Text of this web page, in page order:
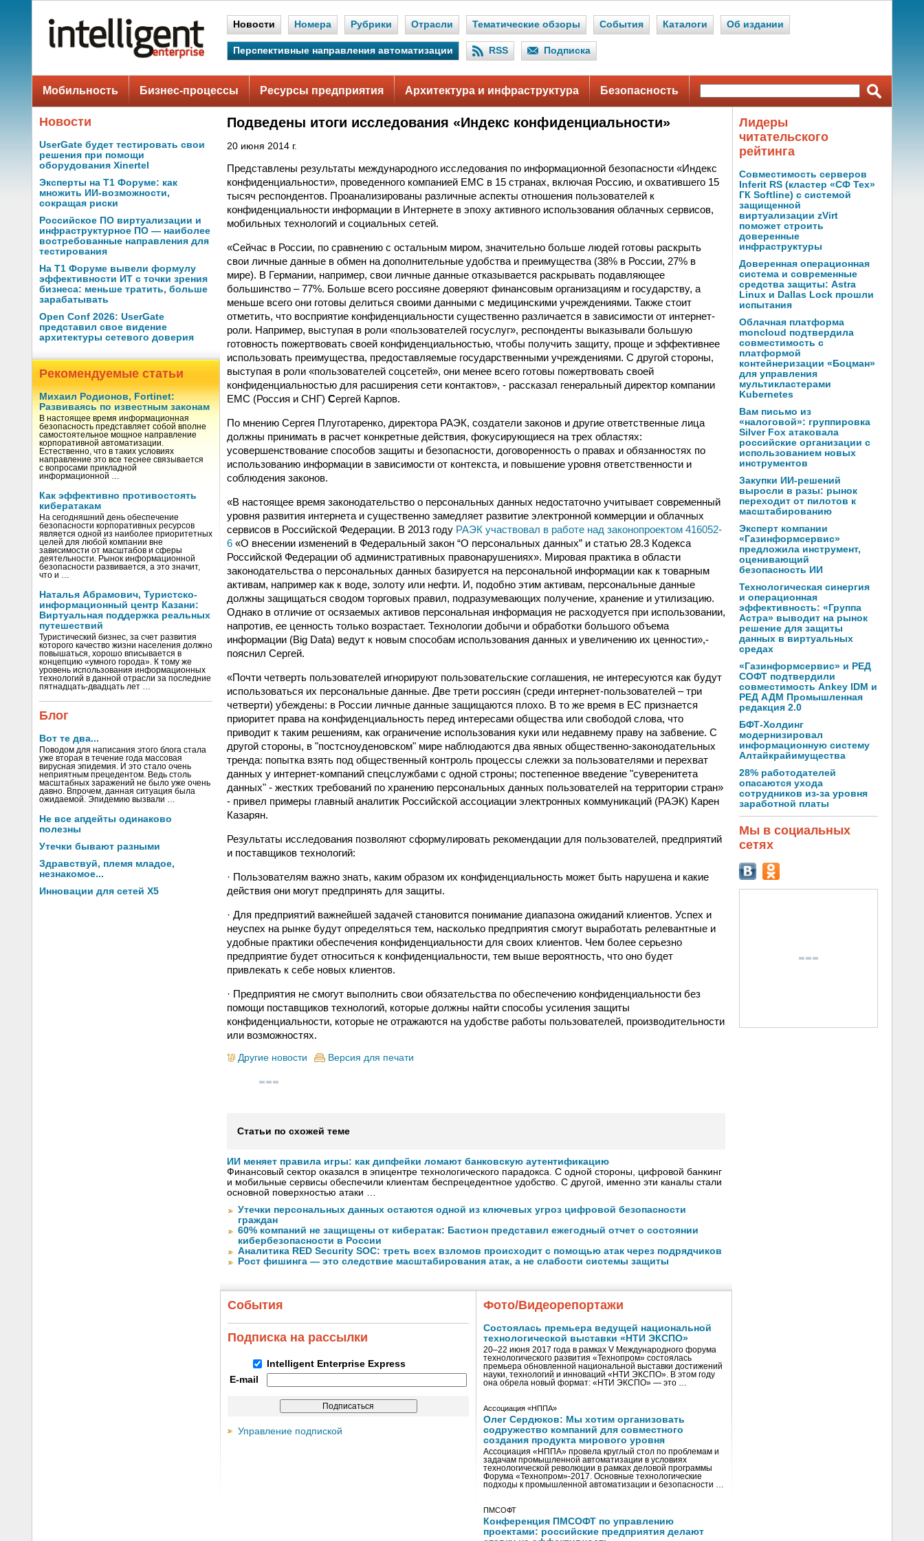
Новости Номера Рубрики Отрасли Тематические обзоры События Каталоги Об издании
Перспективные направления автоматизации RSS Подписка
Мобильность Бизнес-процессы Ресурсы предприятия Архитектура и инфраструктура Безопасность
Новости
UserGate будет тестировать свои
решения при помощи
оборудования Xinertel
Эксперты на Т1 Форуме: как
множить ИИ-возможности,
сокращая риски
Российское ПО виртуализации и
инфраструктурное ПО — наиболее
востребованные направления для
тестирования
На Т1 Форуме вывели формулу
эффективности ИТ с точки зрения
бизнеса: меньше тратить, больше
зарабатывать
Open Conf 2026: UserGate
представил свое видение
архитектуры сетевого доверия
Рекомендуемые статьи
Михаил Родионов, Fortinet:
Развиваясь по известным законам
В настоящее время информационная
безопасность представляет собой вполне
самостоятельное мощное направление
корпоративной автоматизации.
Естественно, что в таких условиях
направление это все теснее связывается
с вопросами прикладной
информационной …
Как эффективно противостоять
кибератакам
На сегодняшний день обеспечение
безопасности корпоративных ресурсов
является одной из наиболее приоритетных
целей для любой компании вне
зависимости от масштабов и сферы
деятельности. Рынок информационной
безопасности развивается, а это значит,
что и …
Наталья Абрамович, Туристско-
информационный центр Казани:
Виртуальная поддержка реальных
путешествий
Туристический бизнес, за счет развития
которого качество жизни населения должно
повышаться, хорошо вписывается в
концепцию «умного города». К тому же
уровень использования информационных
технологий в данной отрасли за последние
пятнадцать-двадцать лет …
Блог
Вот те два...
Поводом для написания этого блога стала
уже вторая в течение года массовая
вирусная эпидемия. И это стало очень
неприятным прецедентом. Ведь столь
масштабных заражений не было уже очень
давно. Впрочем, данная ситуация была
ожидаемой. Эпидемию вызвали …
Не все апдейты одинаково
полезны
Утечки бывают разными
Здравствуй, племя младое,
незнакомое...
Инновации для сетей X5
Подведены итоги исследования «Индекс конфиденциальности»
20 июня 2014 г.
Представлены результаты международного исследования по информационной безопасности «Индекс
конфиденциальности», проведенного компанией EMC в 15 странах, включая Россию, и охватившего 15
тысяч респондентов. Проанализированы различные аспекты отношения пользователей к
конфиденциальности информации в Интернете в эпоху активного использования облачных сервисов,
мобильных технологий и социальных сетей.
«Сейчас в России, по сравнению с остальным миром, значительно больше людей готовы раскрыть
свои личные данные в обмен на дополнительные удобства и преимущества (38% в России, 27% в
мире). В Германии, например, свои личные данные отказывается раскрывать подавляющее
большинство – 77%. Больше всего россияне доверяют финансовым организациям и государству, а
меньше всего они готовы делиться своими данными с медицинскими учреждениями. Также стоит
отметить, что восприятие конфиденциальности существенно различается в зависимости от интернет-
роли. Например, выступая в роли «пользователей госуслуг», респонденты выказывали большую
готовность пожертвовать своей конфиденциальностью, чтобы получить защиту, проще и эффективнее
использовать преимущества, предоставляемые государственными учреждениями. С другой стороны,
выступая в роли «пользователей соцсетей», они менее всего готовы пожертвовать своей
конфиденциальностью для расширения сети контактов», - рассказал генеральный директор компании
ЕМС (Россия и СНГ) Сергей Карпов.
По мнению Сергея Плуготаренко, директора РАЭК, создатели законов и другие ответственные лица
должны принимать в расчет конкретные действия, фокусирующиеся на трех областях:
усовершенствование способов защиты и безопасности, договоренность о правах и обязанностях по
использованию информации в зависимости от контекста, и повышение уровня ответственности и
соблюдения законов.
«В настоящее время законодательство о персональных данных недостаточно учитывает современный
уровня развития интернета и существенно замедляет развитие электронной коммерции и облачных
сервисов в Российской Федерации. В 2013 году РАЭК участвовал в работе над законопроектом 416052-
6 «О внесении изменений в Федеральный закон “О персональных данных” и статью 28.3 Кодекса
Российской Федерации об административных правонарушениях». Мировая практика в области
законодательства о персональных данных базируется на персональной информации как к товарным
активам, например как к воде, золоту или нефти. И, подобно этим активам, персональные данные
должны защищаться сводом торговых правил, подразумевающих получение, хранение и утилизацию.
Однако в отличие от осязаемых активов персональная информация не расходуется при использовании,
напротив, ее ценность только возрастает. Технологии добычи и обработки большого объема
информации (Big Data) ведут к новым способам использования данных и увеличению их ценности»,-
пояснил Сергей.
«Почти четверть пользователей игнорируют пользовательские соглашения, не интересуются как будут
использоваться их персональные данные. Две трети россиян (среди интернет-пользователей – три
четверти) убеждены: в России личные данные защищаются плохо. В то же время в ЕС признается
приоритет права на конфиденциальность перед интересами общества или свободой слова, что
приводит к таким решениям, как ограничение использования куки или недавнему праву на забвение. С
другой стороны, в "постсноуденовском" мире наблюдаются два явных общественно-законодательных
тренда: попытка взять под общественный контроль процессы слежки за пользователями и перехват
данных у интернет-компаний спецслужбами с одной строны; постепенное введение "суверенитета
данных" - жестких требований по хранению персональных данных пользователей на территории стран»
- привел примеры главный аналитик Российской ассоциации электронных коммуникаций (РАЭК) Карен
Казарян.
Результаты исследования позволяют сформулировать рекомендации для пользователей, предприятий
и поставщиков технологий:
· Пользователям важно знать, каким образом их конфиденциальность может быть нарушена и какие
действия они могут предпринять для защиты.
· Для предприятий важнейшей задачей становится понимание диапазона ожиданий клиентов. Успех и
неуспех на рынке будут определяться тем, насколько предприятия смогут выработать релевантные и
удобные практики обеспечения конфиденциальности для своих клиентов. Чем более серьезно
предприятие будет относиться к конфиденциальности, тем выше вероятность, что оно будет
привлекать к себе новых клиентов.
· Предприятия не смогут выполнить свои обязательства по обеспечению конфиденциальности без
помощи поставщиков технологий, которые должны найти способы усиления защиты
конфиденциальности, которые не отражаются на удобстве работы пользователей, производительности
или возможностях.
Другие новости Версия для печати
Статьи по схожей теме
ИИ меняет правила игры: как дипфейки ломают банковскую аутентификацию
Финансовый сектор оказался в эпицентре технологического парадокса. С одной стороны, цифровой банкинг
и мобильные сервисы обеспечили клиентам беспрецедентное удобство. С другой, именно эти каналы стали
основной поверхностью атаки …
Утечки персональных данных остаются одной из ключевых угроз цифровой безопасности
граждан
60% компаний не защищены от кибератак: Бастион представил ежегодный отчет о состоянии
кибербезопасности в России
Аналитика RED Security SOC: треть всех взломов происходит с помощью атак через подрядчиков
Рост фишинга — это следствие масштабирования атак, а не слабости системы защиты
События
Подписка на рассылки
Intelligent Enterprise Express
E-mail
Управление подпиской
Фото/Видеорепортажи
Состоялась премьера ведущей национальной
технологической выставки «НТИ ЭКСПО»
20–22 июня 2017 года в рамках V Международного форума
технологического развития «Технопром» состоялась
премьера обновленной национальной выставки достижений
науки, технологий и инноваций «НТИ ЭКСПО». В этом году
она обрела новый формат: «НТИ ЭКСПО» — это …
Ассоциация «НППА»
Олег Сердюков: Мы хотим организовать
содружество компаний для совместного
создания продукта мирового уровня
Ассоциация «НППА» провела круглый стол по проблемам и
задачам промышленной автоматизации в условиях
технологической революции в рамках деловой программы
Форума «Технопром»-2017. Основные технологические
подходы к промышленной автоматизации и безопасности …
ПМСОФТ
Конференция ПМСОФТ по управлению
проектами: российские предприятия делают
Лидеры
читательского
рейтинга
Совместимость серверов
Inferit RS (кластер «СФ Тех»
ГК Softline) с системой
защищенной
виртуализации zVirt
поможет строить
доверенные
инфраструктуры
Доверенная операционная
система и современные
средства защиты: Astra
Linux и Dallas Lock прошли
испытания
Облачная платформа
moncloud подтвердила
совместимость с
платформой
контейнеризации «Боцман»
для управления
мультикластерами
Kubernetes
Вам письмо из
«налоговой»: группировка
Silver Fox атаковала
российские организации с
использованием новых
инструментов
Закупки ИИ-решений
выросли в разы: рынок
переходит от пилотов к
масштабированию
Эксперт компании
«Газинформсервис»
предложила инструмент,
оценивающий
безопасность ИИ
Технологическая синергия
и операционная
эффективность: «Группа
Астра» выводит на рынок
решение для защиты
данных в виртуальных
средах
«Газинформсервис» и РЕД
СОФТ подтвердили
совместимость Ankey IDM и
РЕД АДМ Промышленная
редакция 2.0
БФТ-Холдинг
модернизировал
информационную систему
Алтайкрайимущества
28% работодателей
опасаются ухода
сотрудников из-за уровня
заработной платы
Мы в социальных
сетях